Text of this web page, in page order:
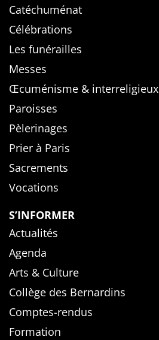
Catéchuménat
Célébrations
Les funérailles
Messes
Œcuménisme & interreligieux
Paroisses
Pèlerinages
Prier à Paris
Sacrements
Vocations
S’INFORMER
Actualités
Agenda
Arts & Culture
Collège des Bernardins
Comptes-rendus
Formation